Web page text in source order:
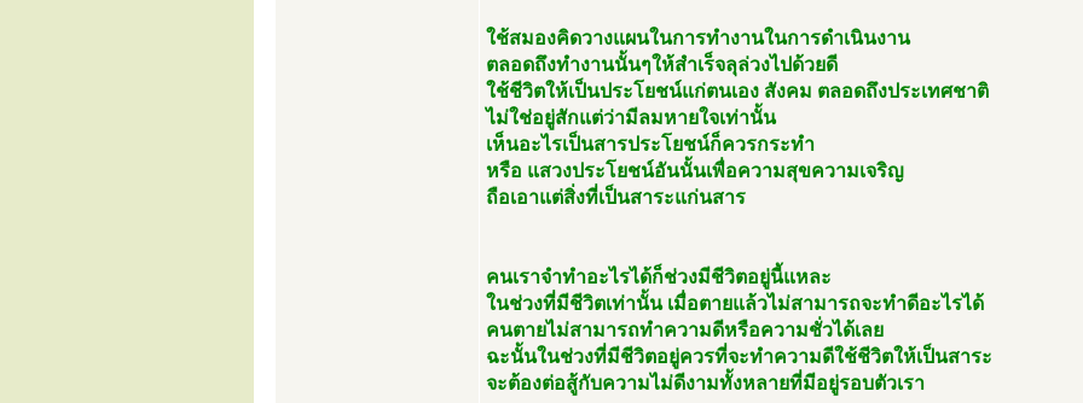
ใช้สมองคิดวางแผนในการทำงานในการดำเนินงาน
ตลอดถึงทำงานนั้นๆให้สำเร็จลุล่วงไปด้วยดี
ใช้ชีวิตให้เป็นประโยชน์แก่ตนเอง สังคม ตลอดถึงประเทศชาติ
ไม่ใช่อยู่สักแต่ว่ามีลมหายใจเท่านั้น
เห็นอะไรเป็นสารประโยชน์ก็ควรกระทำ
หรือ แสวงประโยชน์อันนั้นเพื่อความสุขความเจริญ
ถือเอาแต่สิ่งที่เป็นสาระแก่นสาร
คนเราจำทำอะไรได้ก็ช่วงมีชีวิตอยู่นี้แหละ
ในช่วงที่มีชีวิตเท่านั้น เมื่อตายแล้วไม่สามารถจะทำดีอะไรได้
คนตายไม่สามารถทำความดีหรือความชั่วได้เลย
ฉะนั้นในช่วงที่มีชีวิตอยู่ควรที่จะทำความดีใช้ชีวิตให้เป็นสาระ
จะต้องต่อสู้กับความไม่ดีงามทั้งหลายที่มีอยู่รอบตัวเรา